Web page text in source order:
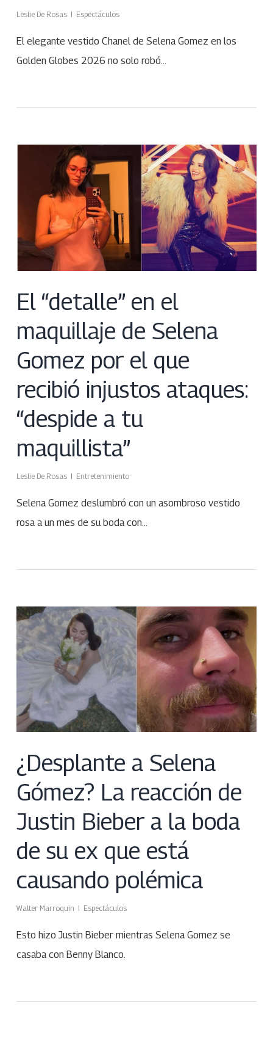
Leslie De Rosas Espectáculos
El elegante vestido Chanel de Selena Gomez en los
Golden Globes 2026 no solo robó…
El “detalle” en el
maquillaje de Selena
Gomez por el que
recibió injustos ataques:
“despide a tu
maquillista”
Leslie De Rosas Entretenimiento
Selena Gomez deslumbró con un asombroso vestido
rosa a un mes de su boda con…
¿Desplante a Selena
Gómez? La reacción de
Justin Bieber a la boda
de su ex que está
causando polémica
Walter Marroquin Espectáculos
Esto hizo Justin Bieber mientras Selena Gomez se
casaba con Benny Blanco.